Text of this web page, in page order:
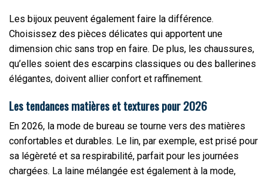
Les bijoux peuvent également faire la différence.
Choisissez des pièces délicates qui apportent une
dimension chic sans trop en faire. De plus, les chaussures,
qu’elles soient des escarpins classiques ou des ballerines
élégantes, doivent allier confort et raffinement.
Les tendances matières et textures pour 2026
En 2026, la mode de bureau se tourne vers des matières
confortables et durables. Le lin, par exemple, est prisé pour
sa légèreté et sa respirabilité, parfait pour les journées
chargées. La laine mélangée est également à la mode,